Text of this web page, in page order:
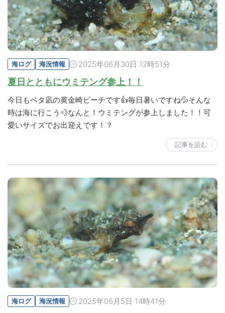
海ログ 海況情報 2025年06月30日 12時51分
夏日とともにウミテング参上！！
今日もベタ凪の黄金崎ビーチです👍毎日暑いですね💦そんな
時は海に行こう💨なんと！ウミテングが参上しました！！可
愛いサイズでお出迎えです！？
記事を読む
海ログ 海況情報 2025年06月5日 14時41分